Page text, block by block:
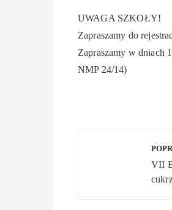
UWAGA SZKOŁY!
Zapraszamy do
Zapraszamy w dniach
NMP 24/14)
VII